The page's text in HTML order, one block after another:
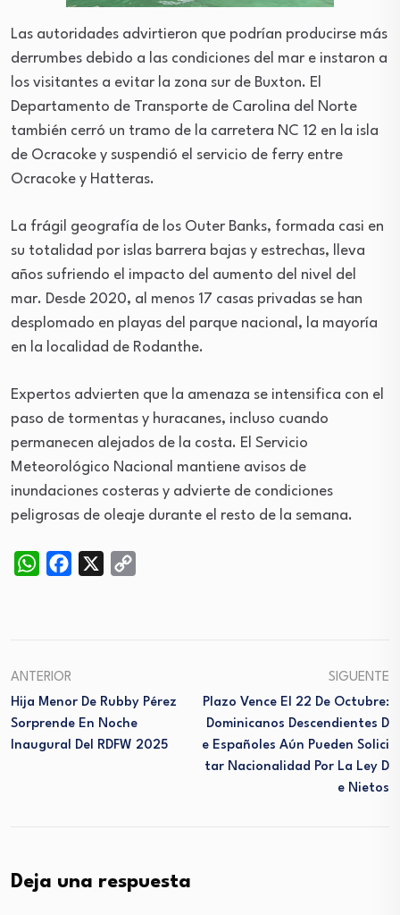
Las autoridades advirtieron que podrían producirse más
derrumbes debido a las condiciones del mar e instaron a
los visitantes a evitar la zona sur de Buxton. El
Departamento de Transporte de Carolina del Norte
también cerró un tramo de la carretera NC 12 en la isla
de Ocracoke y suspendió el servicio de ferry entre
Ocracoke y Hatteras.
La frágil geografía de los Outer Banks, formada casi en
su totalidad por islas barrera bajas y estrechas, lleva
años sufriendo el impacto del aumento del nivel del
mar. Desde 2020, al menos 17 casas privadas se han
desplomado en playas del parque nacional, la mayoría
en la localidad de Rodanthe.
Expertos advierten que la amenaza se intensifica con el
paso de tormentas y huracanes, incluso cuando
permanecen alejados de la costa. El Servicio
Meteorológico Nacional mantiene avisos de
inundaciones costeras y advierte de condiciones
peligrosas de oleaje durante el resto de la semana.
WhatsAppFacebook
ANTERIOR
Hija Menor De Rubby Pérez
Sorprende En Noche
Inaugural Del RDFW 2025
SIGUENTE
Plazo Vence El 22 De Octubre:
Dominicanos Descendientes D
E Españoles Aún Pueden Solici
Tar Nacionalidad Por La Ley D
E Nietos
Deja una respuesta